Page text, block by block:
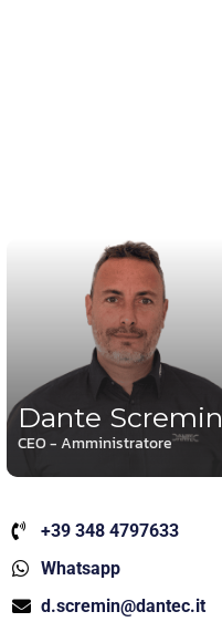
Dante Scremin
CEO - Amministratore
+39 348 4797633
Whatsapp
d.scremin@dantec.it